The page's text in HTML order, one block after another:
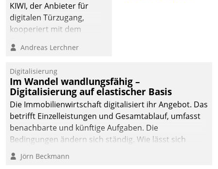
KIWI, der Anbieter für
digitalen Türzugang,
kooperiert mit dem
Softwareentwicklungshaus
Andreas Lerchner
Digitalisierung
Im Wandel wandlungsfähig –
Digitalisierung auf elastischer Basis
Die Immobilienwirtschaft digitalisiert ihr Angebot. Das
betrifft Einzelleistungen und Gesamtablauf, umfasst
benachbarte und künftige Aufgaben. Die
Bedingungen ändern sich ständig. Wie lässt sich
technisch die Kontrolle wahren und zugleich Freiraum
fürs Wachsen öffnen?
Jörn Beckmann